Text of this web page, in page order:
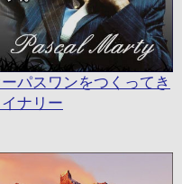
パスワンをつくってき
ナリー